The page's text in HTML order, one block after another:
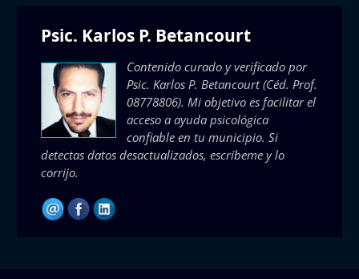
Psic. Karlos P. Betancourt
Contenido curado y verificado por
Psic. Karlos P. Betancourt(Céd. Prof.
08778806). Mi objetivo es facilitar el
acceso a ayuda psicológica
confiable en tu municipio. Si
detectas datos desactualizados, escríbeme y lo
corrijo.